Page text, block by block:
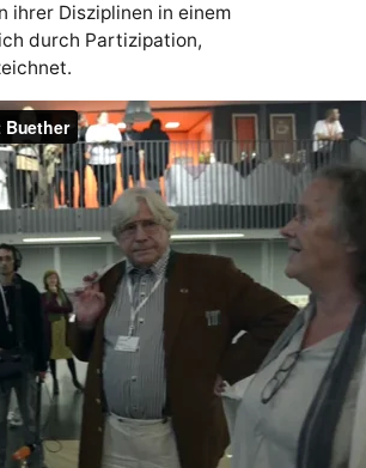
ihrer Disziplinen in einem
durch Partizipation,